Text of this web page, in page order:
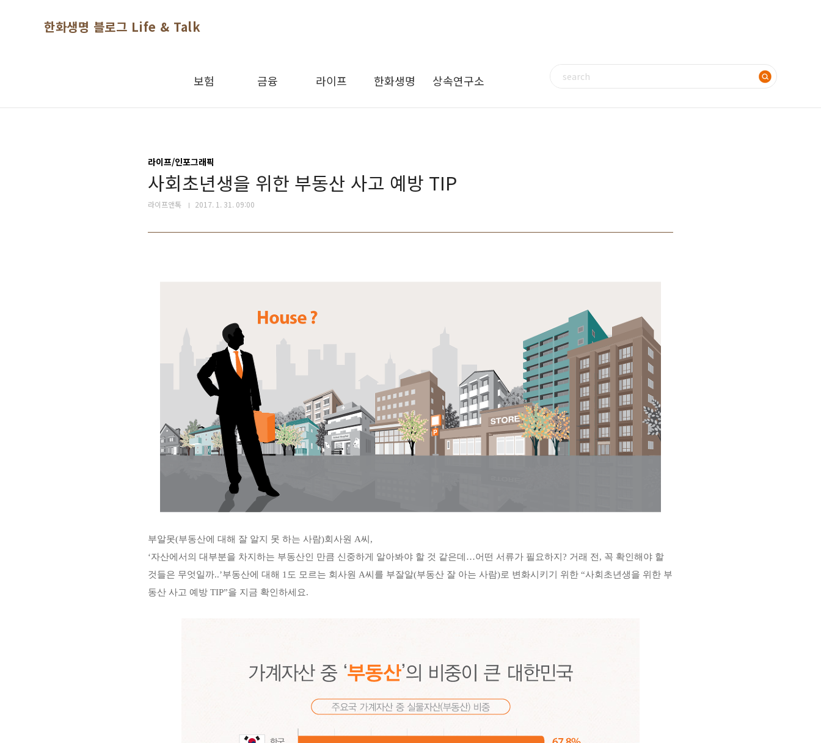
한화생명 블로그 Life & Talk
보험 금융 라이프 한화생명 상속연구소
라이프/인포그래픽
사회초년생을 위한 부동산 사고 예방 TIP
라이프앤톡 2017. 1. 31. 09:00
부알못(부동산에 대해 잘 알지 못 하는 사람)회사원 A씨,
‘자산에서의 대부분을 차지하는 부동산인 만큼 신중하게 알아봐야 할 것 같은데 …어떤 서류가 필요하지 ? 거래 전 , 꼭 확인해야 할
것들은 무엇일까..’부동산에 대해 1 도 모르는 회사원 A씨를 부잘알(부동산 잘 아는 사람)로 변화시키기 위한 “사회초년생을 위한 부
동산 사고 예방 TIP”을 지금 확인하세요.